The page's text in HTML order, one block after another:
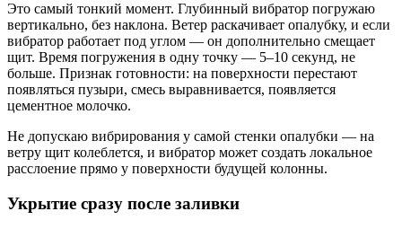
Это самый тонкий момент. Глубинный вибратор погружаю
вертикально, без наклона. Ветер раскачивает опалубку, и если
вибратор работает под углом — он дополнительно смещает
щит. Время погружения в одну точку — 5–10 секунд, не
больше. Признак готовности: на поверхности перестают
появляться пузыри, смесь выравнивается, появляется
цементное молочко.
Не допускаю вибрирования у самой стенки опалубки — на
ветру щит колеблется, и вибратор может создать локальное
расслоение прямо у поверхности будущей колонны.
Укрытие сразу после заливки